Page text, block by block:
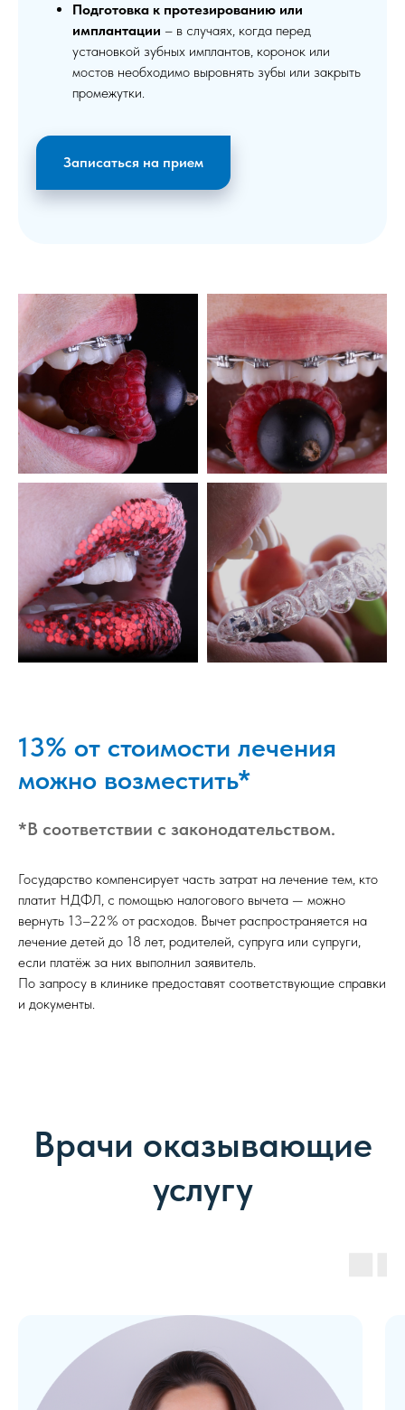
Подготовка к протезированию или
имплантации – в случаях, когда перед
установкой зубных имплантов, коронок или
мостов необходимо выровнять зубы или закрыть
промежутки.
Записаться на прием
13% от стоимости лечения
можно возместить*
*В соответствии с законодательством.
Государство компенсирует часть затрат на лечение тем, кто
платит НДФЛ, с помощью налогового вычета — можно
вернуть 13–22% от расходов. Вычет распространяется на
лечение детей до 18 лет, родителей, супруга или супруги,
если платёж за них выполнил заявитель.
По запросу в клинике предоставят соответствующие справки
и документы.
Врачи оказывающие
услугу